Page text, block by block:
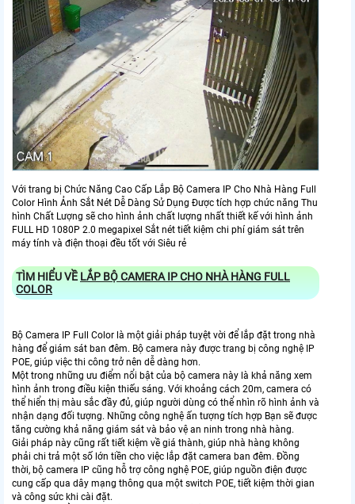
Với trang bị Chức Năng Cao Cấp Lắp Bộ Camera IP Cho Nhà Hàng Full
Color Hình Ảnh Sắt Nét Dễ Dàng Sử Dụng Được tích hợp chức năng Thu
hình Chất Lượng sẽ cho hình ảnh chất lượng nhất thiết kế với hình ảnh
FULL HD 1080P 2.0 megapixel Sắt nét tiết kiệm chi phí giám sát trên
máy tính và điện thoại đều tốt với Siêu rẻ
TÌM HIỂU VỀ LẮP BỘ CAMERA IP CHO NHÀ HÀNG FULL
COLOR
Bộ Camera IP Full Color là một giải pháp tuyệt vời để lắp đặt trong nhà
hàng để giám sát ban đêm. Bộ camera này được trang bị công nghệ IP
POE, giúp việc thi công trở nên dễ dàng hơn.
Một trong những ưu điểm nổi bật của bộ camera này là khả năng xem
hình ảnh trong điều kiện thiếu sáng. Với khoảng cách 20m, camera có
thể hiển thị màu sắc đầy đủ, giúp người dùng có thể nhìn rõ hình ảnh và
nhận dạng đối tượng. Những công nghệ ấn tượng tích hợp Bạn sẽ được
tăng cường khả năng giám sát và bảo vệ an ninh trong nhà hàng.
Giải pháp này cũng rất tiết kiệm về giá thành, giúp nhà hàng không
phải chi trả một số lớn tiền cho việc lắp đặt camera ban đêm. Đồng
thời, bộ camera IP cũng hỗ trợ công nghệ POE, giúp nguồn điện được
cung cấp qua dây mạng thông qua một switch POE, tiết kiệm thời gian
và công sức khi cài đặt.